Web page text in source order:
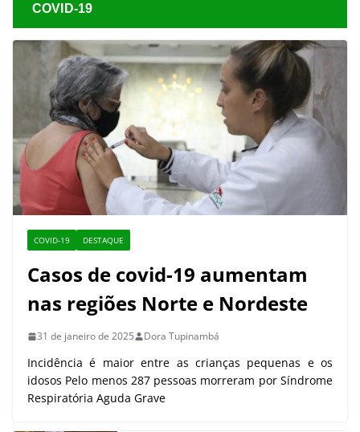
COVID-19
COVID-19 DESTAQUE
Casos de covid-19 aumentam
nas regiões Norte e Nordeste
31 de janeiro de 2025 Dora Tupinambá
Incidência é maior entre as crianças pequenas e os
idosos Pelo menos 287 pessoas morreram por Síndrome
Respiratória Aguda Grave